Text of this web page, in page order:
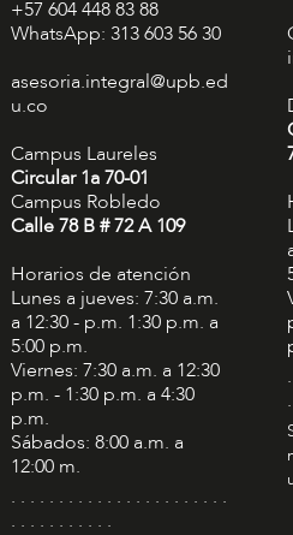
+57 604 448 83 88
WhatsApp: 313 603 56 30
asesoria.integral@upb.ed
u.co
Campus Laureles
Circular 1a 70-01
Campus Robledo
Calle 78 B # 72 A 109
Horarios de atención
Lunes a jueves: 7:30 a.m.
a 12:30 - p.m. 1:30 p.m. a
5:00 p.m.
Viernes: 7:30 a.m. a 12:30
p.m. - 1:30 p.m. a 4:30
p.m.
Sábados: 8:00 a.m. a
12:00 m.
. . . . . . . . . . . . . . . . . . . . . . .
. . . . . . . . . . .